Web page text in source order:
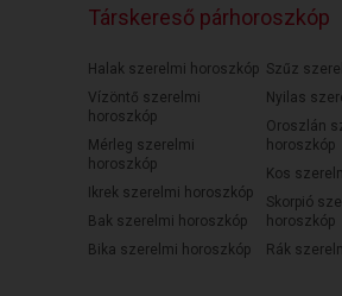
Társkereső párhoroszkóp
Halak szerelmi horoszkóp
Vízöntő szerelmi
horoszkóp
Mérleg szerelmi
horoszkóp
Ikrek szerelmi horoszkóp
Bak szerelmi horoszkóp
Bika szerelmi horoszkóp
Szűz
Nyilas
Oroszlán
horoszkóp
Kos
Skorpió
horoszkóp
Rák